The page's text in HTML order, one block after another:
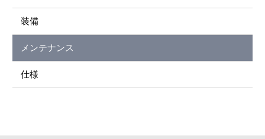
装備
メンテナンス
仕様